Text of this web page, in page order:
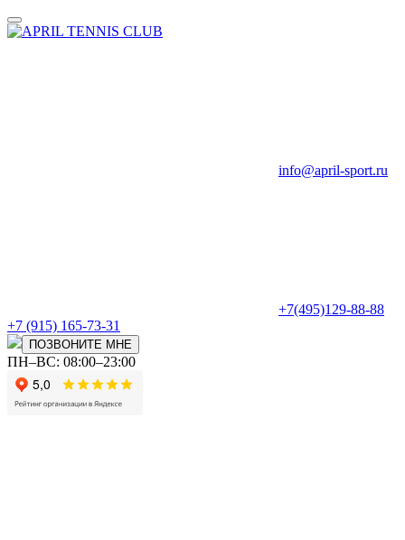
info@april-sport.ru
+7(495)129-88-88
+7 (915) 165-73-31
ПОЗВОНИТЕ МНЕ
ПН–ВС: 08:00–23:00